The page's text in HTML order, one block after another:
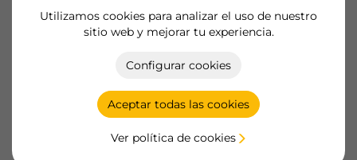
Utilizamos cookies para analizar el uso de nuestro
sitio web y mejorar tu experiencia.
Configurar cookies
Aceptar todas las cookies
Ver política de cookies
Hazte cliente